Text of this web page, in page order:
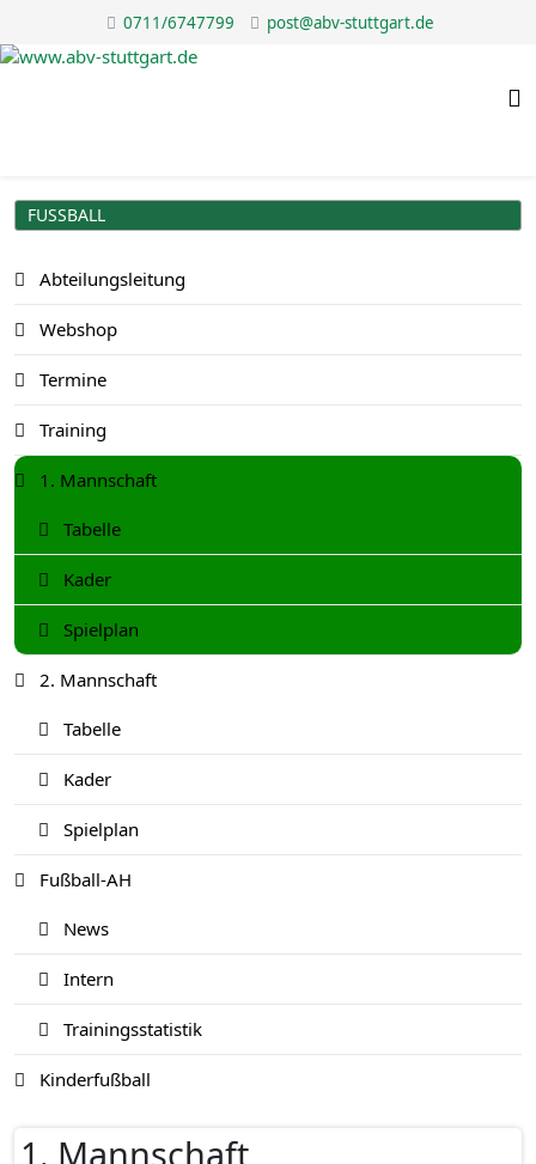
0711/6747799 post@abv-stuttgart.de
FUSSBALL
Abteilungsleitung
Webshop
Termine
Training
1. Mannschaft
Tabelle
Kader
Spielplan
2. Mannschaft
Tabelle
Kader
Spielplan
Fußball-AH
News
Intern
Trainingsstatistik
Kinderfußball
1. Mannschaft